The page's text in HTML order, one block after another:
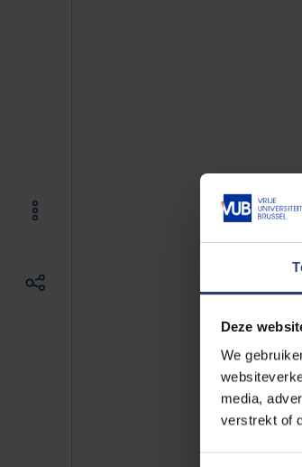
Deze
We
media,
verstrekt of